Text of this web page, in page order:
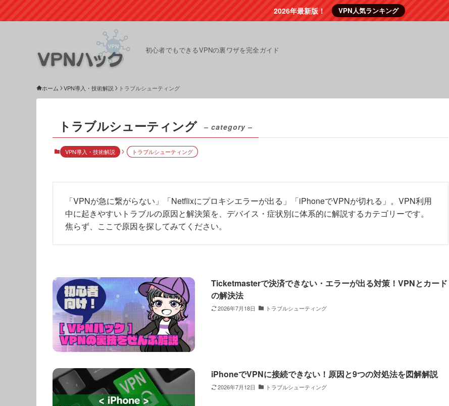
2026年最新版！ VPN人気ランキング
初心者でもできるVPNの裏ワザを完全ガイド
ホーム VPN導入・技術解説 トラブルシューティング
トラブルシューティング – category –
VPN導入・技術解説 トラブルシューティング
「VPNが急に繋がらない」「Netflixにプロキシエラーが出る」「iPhoneでVPNが切れる」。VPN利用
中に起きやすいトラブルの原因と解決策を、デバイス・症状別に体系的に解説するカテゴリーです。
焦らず、ここで原因を探してみてください。
Ticketmasterで決済できない・エラーが出る対策！VPNとカード
の解決法
2026年7月18日 トラブルシューティング
iPhoneでVPNに接続できない！原因と9つの対処法を図解解説
2026年7月12日 トラブルシューティング